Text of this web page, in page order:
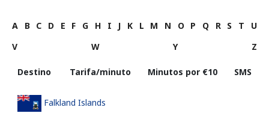
A B C D E F G H I J K L M N O P Q R S T
U
V
W Y Z
Destino Tarifa/minuto Minutos por ⁦€10⁩ SMS
Falkland Islands